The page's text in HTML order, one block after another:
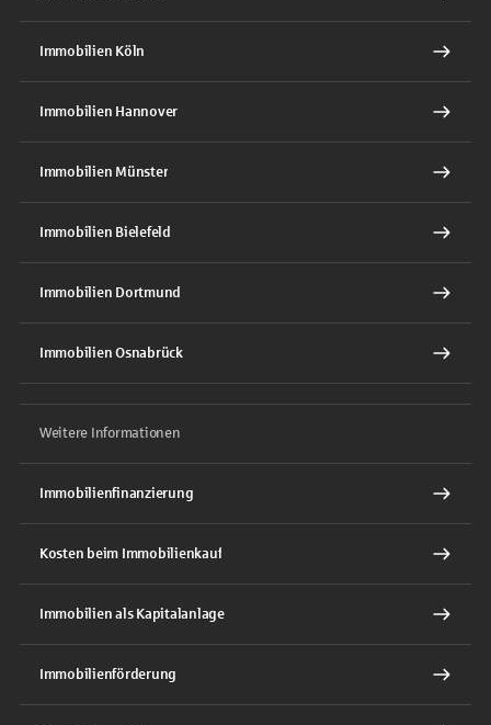
Immobilien Köln
Immobilien Hannover
Immobilien Münster
Immobilien Bielefeld
Immobilien Dortmund
Immobilien Osnabrück
Weitere Informationen
Immobilienfinanzierung
Kosten beim Immobilienkauf
Immobilien als Kapitalanlage
Immobilienförderung